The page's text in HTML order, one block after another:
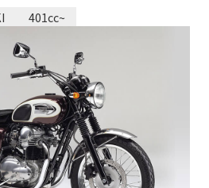
401cc~